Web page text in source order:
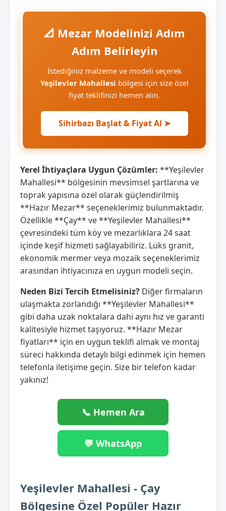
📐 Mezar Modelinizi Adım
Adım Belirleyin
İstediğiniz malzeme ve modeli seçerek
Yeşilevler Mahallesi bölgesi için size özel
fiyat teklifinizi hemen alın.
Sihirbazı Başlat & Fiyat Al ➤
Yerel İhtiyaçlara Uygun Çözümler: **Yeşilevler
Mahallesi** bölgesinin mevsimsel şartlarına ve
toprak yapısına özel olarak güçlendirilmiş
**Hazır Mezar** seçeneklerimiz bulunmaktadır.
Özellikle **Çay** ve **Yeşilevler Mahallesi**
çevresindeki tüm köy ve mezarlıklara 24 saat
içinde keşif hizmeti sağlayabiliriz. Lüks granit,
ekonomik mermer veya mozaik seçeneklerimiz
arasından ihtiyacınıza en uygun modeli seçin.
Neden Bizi Tercih Etmelisiniz? Diğer firmaların
ulaşmakta zorlandığı **Yeşilevler Mahallesi**
gibi daha uzak noktalara dahi aynı hız ve garanti
kalitesiyle hizmet taşıyoruz. **Hazır Mezar
fiyatları** için en uygun teklifi almak ve montaj
süreci hakkında detaylı bilgi edinmek için hemen
telefonla iletişime geçin. Size bir telefon kadar
yakınız!
📞 Hemen Ara
💬 WhatsApp
Yeşilevler Mahallesi - Çay
Bölgesine Özel Popüler Hazır